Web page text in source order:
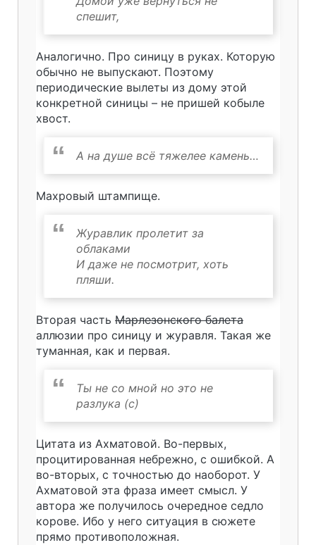
спешит,
Аналогично. Про синицу в руках. Которую
обычно не выпускают. Поэтому
периодические вылеты из дому этой
конкретной синицы – не пришей кобыле
хвост.
А на душе всё тяжелее камень…
Махровый штампище.
Журавлик пролетит за
облаками
И даже не посмотрит, хоть
пляши.
Вторая часть Марлезонского балета
аллюзии про синицу и журавля. Такая же
туманная, как и первая.
Ты не со мной но это не
разлука (с)
Цитата из Ахматовой. Во-первых,
процитированная небрежно, с ошибкой. А
во-вторых, с точностью до наоборот. У
Ахматовой эта фраза имеет смысл. У
автора же получилось очередное седло
корове. Ибо у него ситуация в сюжете
прямо противоположная.